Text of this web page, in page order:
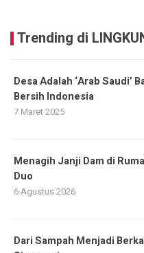
Trending di
Desa Adalah ‘Arab Saudi’
Bersih Indonesia
7 Maret 2025
Menagih Janji Dam di
Duo
6 Agustus 2026
Dari Sampah Menjadi